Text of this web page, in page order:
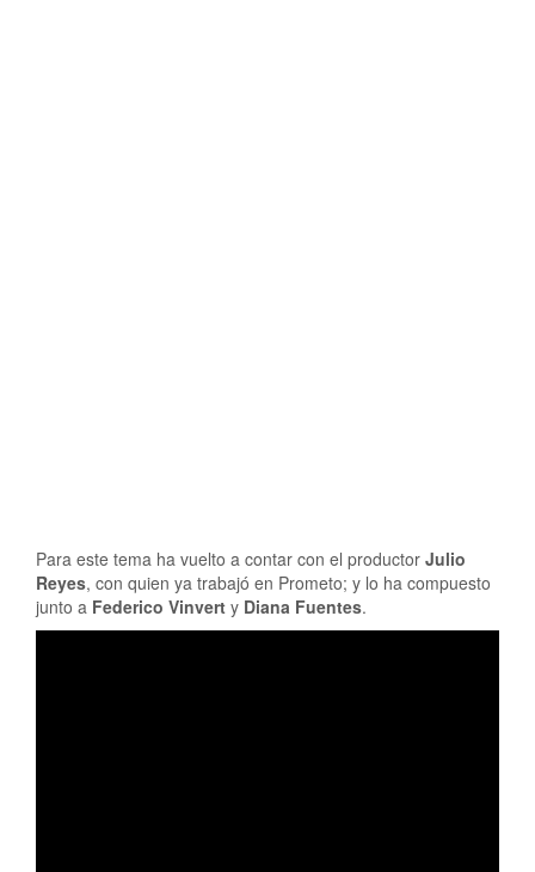
Para este tema ha vuelto a contar con el productor Julio
Reyes, con quien ya trabajó en Prometo; y lo ha compuesto
junto a Federico Vinvert y Diana Fuentes.